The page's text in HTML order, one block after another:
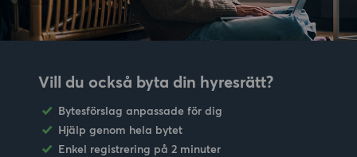
Vill du också byta din hyresrätt?
Bytesförslag anpassade för dig
Hjälp genom hela bytet
Enkel registrering på 2 minuter